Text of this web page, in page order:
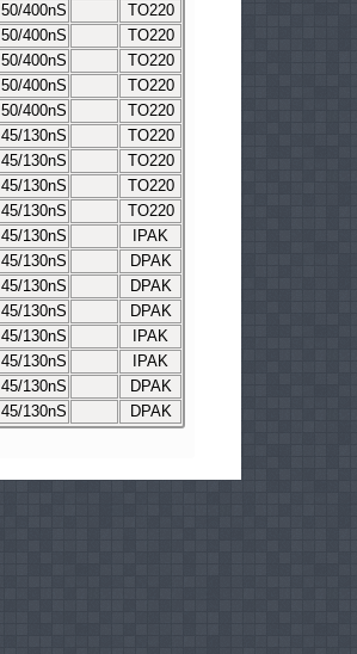
50/400nS
TO220
50/400nS
TO220
50/400nS
TO220
50/400nS
TO220
50/400nS
TO220
45/130nS
TO220
45/130nS
TO220
45/130nS
TO220
45/130nS
TO220
45/130nS
IPAK
45/130nS
DPAK
45/130nS
DPAK
45/130nS
DPAK
45/130nS
IPAK
45/130nS
IPAK
45/130nS
DPAK
45/130nS DPAK